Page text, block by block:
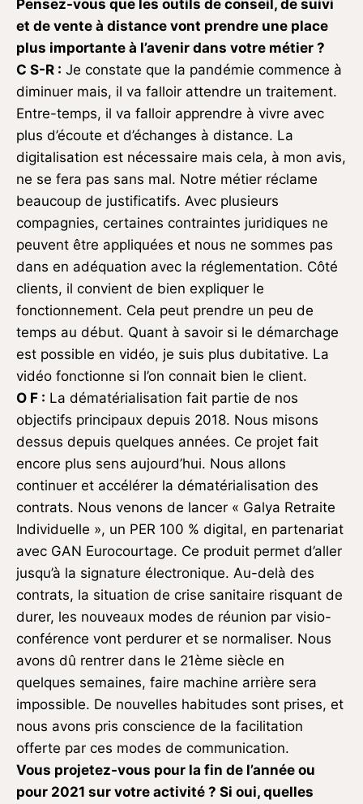
Pensez-vous que les outils de conseil, de suivi
et de vente à distance vont prendre une place
plus importante à l’avenir dans votre métier ?
C S-R : Je constate que la pandémie commence à
diminuer mais, il va falloir attendre un traitement.
Entre-temps, il va falloir apprendre à vivre avec
plus d’écoute et d’échanges à distance. La
digitalisation est nécessaire mais cela, à mon avis,
ne se fera pas sans mal. Notre métier réclame
beaucoup de justificatifs. Avec plusieurs
compagnies, certaines contraintes juridiques ne
peuvent être appliquées et nous ne sommes pas
dans en adéquation avec la réglementation. Côté
clients, il convient de bien expliquer le
fonctionnement. Cela peut prendre un peu de
temps au début. Quant à savoir si le démarchage
est possible en vidéo, je suis plus dubitative. La
vidéo fonctionne si l’on connait bien le client.
O F : La dématérialisation fait partie de nos
objectifs principaux depuis 2018. Nous misons
dessus depuis quelques années. Ce projet fait
encore plus sens aujourd’hui. Nous allons
continuer et accélérer la dématérialisation des
contrats. Nous venons de lancer « Galya Retraite
Individuelle », un PER 100 % digital, en partenariat
avec GAN Eurocourtage. Ce produit permet d’aller
jusqu’à la signature électronique. Au-delà des
contrats, la situation de crise sanitaire risquant de
durer, les nouveaux modes de réunion par visio-
conférence vont perdurer et se normaliser. Nous
avons dû rentrer dans le 21ème siècle en
quelques semaines, faire machine arrière sera
impossible. De nouvelles habitudes sont prises, et
nous avons pris conscience de la facilitation
offerte par ces modes de communication.
Vous projetez-vous pour la fin de l’année ou
pour 2021 sur votre activité ? Si oui, quelles